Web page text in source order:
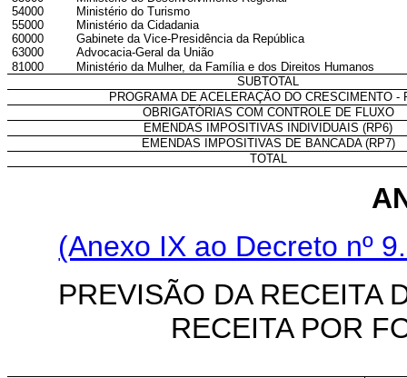
54000
Ministério do Turismo
55000
Ministério da Cidadania
60000
Gabinete da Vice-Presidência da República
63000
Advocacia-Geral da União
81000
Ministério da Mulher, da Família e dos Direitos Humanos
SUBTOTAL
PROGRAMA DE ACELERAÇÃO DO CRESCIMENTO -
OBRIGATÓRIAS COM CONTROLE DE FLUXO
EMENDAS IMPOSITIVAS INDIVIDUAIS (RP6)
EMENDAS IMPOSITIVAS DE BANCADA (RP7)
TOTAL
(Anexo IX ao Decreto nº
PREVISÃO DA RECEITA
RECEITA POR